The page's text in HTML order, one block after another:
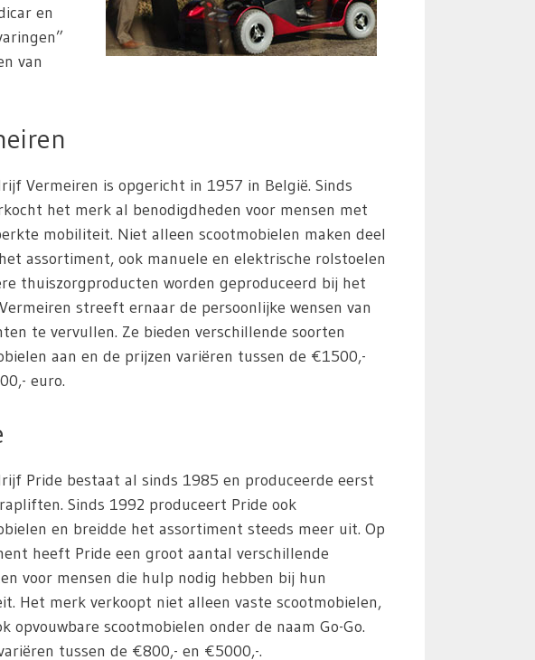
en
van
Vermeiren is opgericht in 1957 in België. Sinds
het merk al benodigdheden voor mensen met
mobiliteit. Niet alleen scootmobielen maken deel
assortiment, ook manuele en elektrische rolstoelen
thuiszorgproducten worden geproduceerd bij het
streeft ernaar de persoonlijke wensen van
te vervullen. Ze bieden verschillende soorten
aan en de prijzen variëren tussen de €1500,-
euro.
Pride bestaat al sinds 1985 en produceerde eerst
Sinds 1992 produceert Pride ook
en breidde het assortiment steeds meer uit. Op
heeft Pride een groot aantal verschillende
voor mensen die hulp nodig hebben bij hun
Het merk verkoopt niet alleen vaste scootmobielen,
opvouwbare scootmobielen onder de naam Go-Go.
tussen de €800,- en €5000,-.